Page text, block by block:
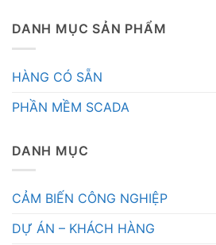
DANH MỤC SẢN PHẨM
HÀNG CÓ SẴN
PHẦN MỀM SCADA
DANH MỤC
CẢM BIẾN CÔNG NGHIỆP
DỰ ÁN – KHÁCH HÀNG